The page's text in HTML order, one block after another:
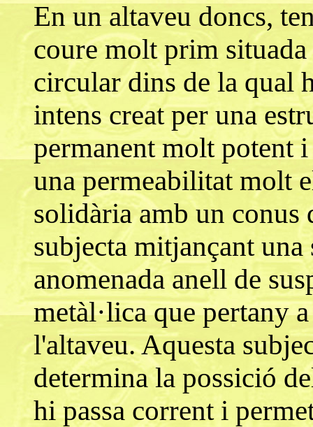
En un altaveu doncs,
coure molt prim
circular dins de la qual
intens creat per una
permanent molt potent
una permeabilitat molt
solidària amb un conus
subjecta mitjançant
anomenada anell de
metàl·lica que pertany
l'altaveu. Aquesta
determina la possició
hi passa corrent i